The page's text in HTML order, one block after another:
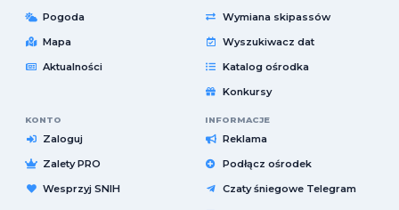
Pogoda
Mapa
Aktualności
Wymiana skipassów
Wyszukiwacz dat
Katalog ośrodka
Konkursy
KONTO
Zaloguj
Zalety PRO
Wesprzyj SNIH
INFORMACJE
Reklama
Podłącz ośrodek
Czaty śniegowe Telegram